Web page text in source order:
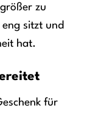
zu
sitzt und
hat.
für